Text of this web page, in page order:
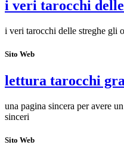
i veri tarocchi
i veri tarocchi delle streghe gli
Sito Web
lettura tarocchi
una pagina sincera per avere
sinceri
Sito Web